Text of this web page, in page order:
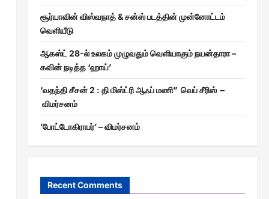
சூர்யாவின் விஸ்வநாத் & சன்ஸ் படத்தின் முன்னோட்டம்
வெளியீடு
ஆகஸ்ட் 28-ல் உலகம் முழுவதும் வெளியாகும் நயன்தாரா –
கவின் நடித்த ‘ஹாய்’
‘வதந்தி சீசன் 2 : தி மிஸ்ட்ரி ஆஃப் மணி” வெப் சீரிஸ் –
விமர்சனம்
’போட்டோகிராபர்’ – விமர்சனம்
Recent Comments